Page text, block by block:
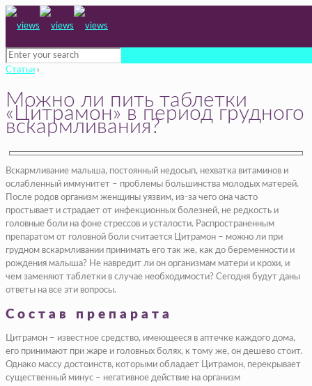
Статьи ›
Можно ли пить таблетки
«Цитрамон» в период грудного
вскармливания?
Вскармливание малыша, постоянный недосып, нехватка витаминов и
ослабленный иммунитет – проблемы большинства молодых матерей.
После родов организм женщины уязвим, из-за чего она часто
простывает и страдает от инфекционных болезней, не редкость и
головные боли на фоне стрессов и усталости. Распространенным
препаратом от головной боли считается Цитрамон – можно ли при
грудном вскармливании принимать его так же, как до беременности и
рождения малыша? Не навредит ли он организмам матери и крохи, и
чем заменяют таблетки в случае необходимости? Сегодня будут даны
ответы на все эти вопросы.
Состав препарата
Цитрамон – известное средство, имеющееся в аптечке каждого дома,
его принимают при жаре и головных болях, к тому же, он дешево стоит.
Однако массу достоинств, которыми обладает Цитрамон, перекрывает
существенный минус – негативное действие на организм